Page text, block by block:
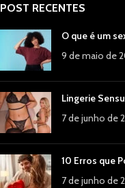
POST RECENTES
O que é um
9 de maio de
Lingerie
7 de junho de
10 Erros que
7 de junho de